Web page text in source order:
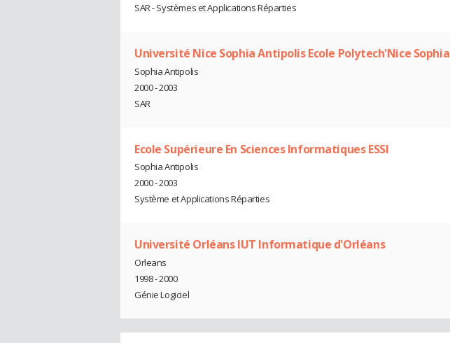
SAR - Systèmes et Applications Réparties
Université Nice Sophia Antipolis Ecole Polytech'Nice Sophia
Sophia Antipolis
2000 - 2003
SAR
Ecole Supérieure En Sciences Informatiques ESSI
Sophia Antipolis
2000 - 2003
Système et Applications Réparties
Université Orléans IUT Informatique d'Orléans
Orleans
1998 - 2000
Génie Logiciel